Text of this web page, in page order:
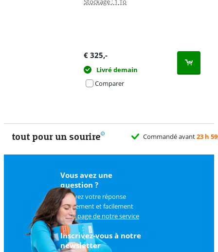
€ 325,-
Livré demain
Comparer
tout pour un sourire Commandé avant23 h 59
Vous avez une
question ?
Trouvez votre réponse
rapidement et facilement
surla page de notre service
client.
Inscrivez-vous à notre
newsletter